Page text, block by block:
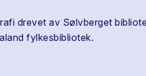
drevet av Sølvberget
fylkesbibliotek.